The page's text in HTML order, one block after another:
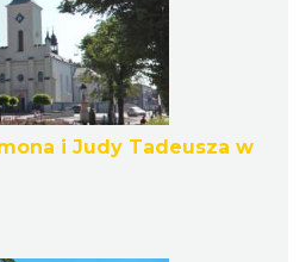
i Judy Tadeusza w